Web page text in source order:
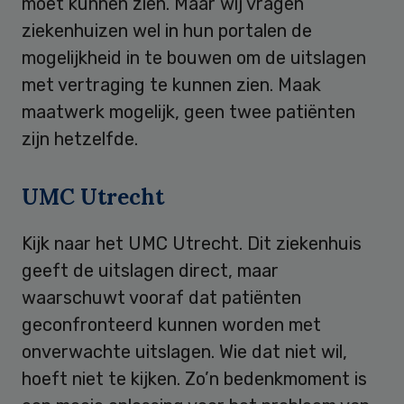
ziekenhuizen wel in hun portalen de
mogelijkheid in te bouwen om de uitslagen
met vertraging te kunnen zien. Maak
maatwerk mogelijk, geen twee patiënten
zijn hetzelfde.
UMC Utrecht
Kijk naar het UMC Utrecht. Dit ziekenhuis
geeft de uitslagen direct, maar
waarschuwt vooraf dat patiënten
geconfronteerd kunnen worden met
onverwachte uitslagen. Wie dat niet wil,
hoeft niet te kijken. Zo’n bedenkmoment is